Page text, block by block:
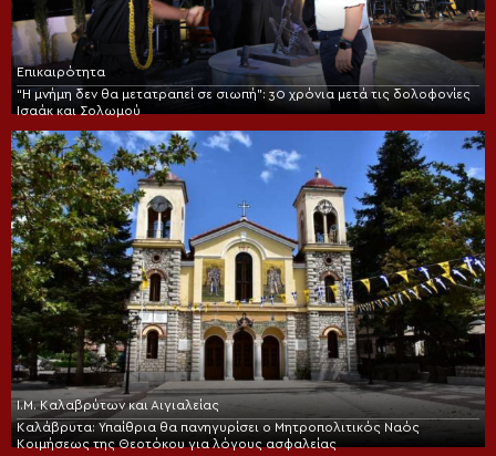
Επικαιρότητα
“Η μνήμη δεν θα μετατραπεί σε σιωπή”: 30 χρόνια μετά τις δολοφονίες
Ισαάκ και Σολωμού
Ι.Μ. Καλαβρύτων και Αιγιαλείας
Καλάβρυτα: Υπαίθρια θα πανηγυρίσει ο Μητροπολιτικός Ναός
Κοιμήσεως της Θεοτόκου για λόγους ασφαλείας